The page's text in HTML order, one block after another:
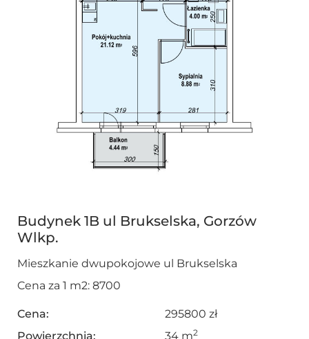
Budynek 1B ul Brukselska, Gorzów
Wlkp.
Mieszkanie dwupokojowe ul Brukselska
Cena za 1 m2: 8700
Cena:
295800 zł
Powierzchnia:
34 m2